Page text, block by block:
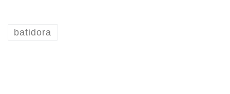
batidora